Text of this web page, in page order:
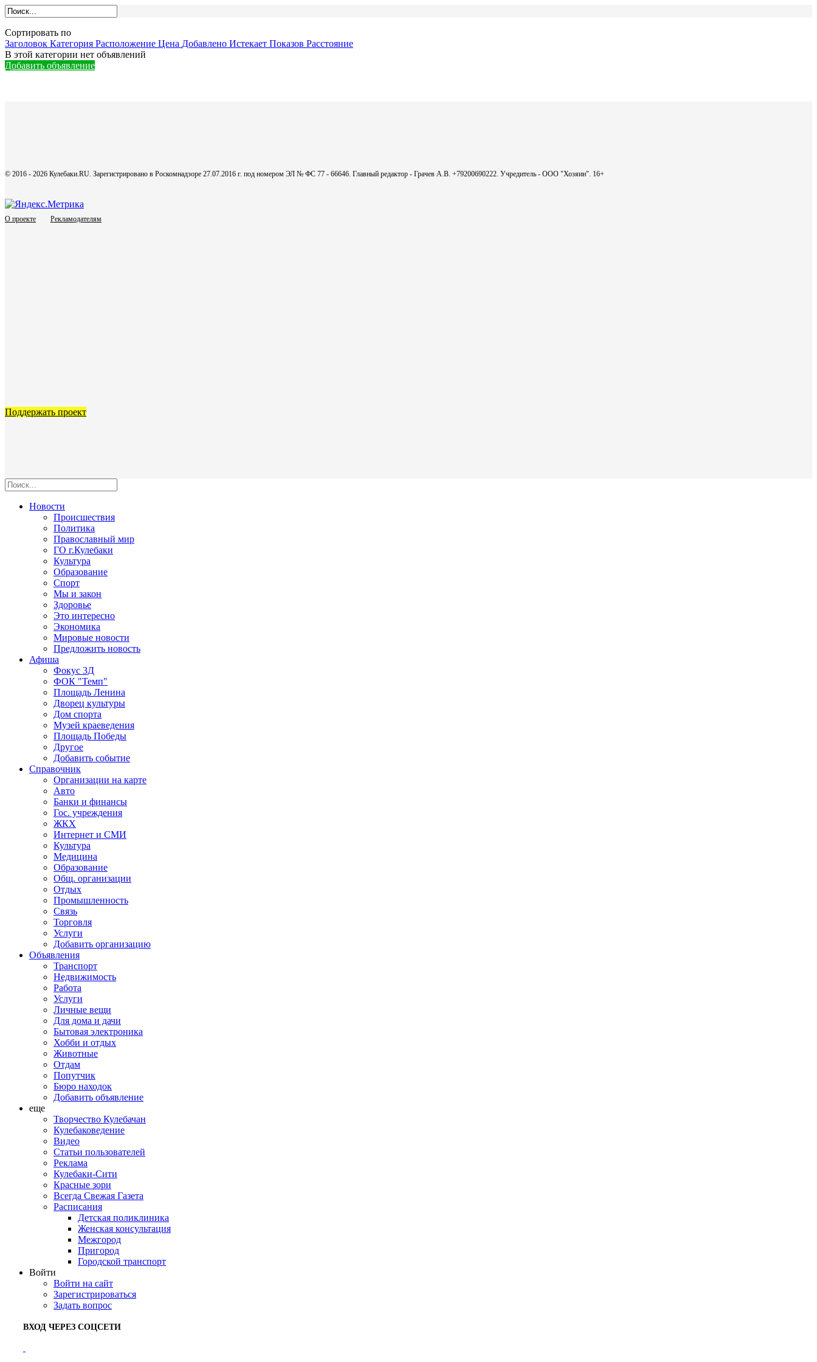
Сортировать по
Заголовок Категория Расположение Цена Добавлено Истекает Показов Расстояние
В этой категории нет объявлений
Добавить объявление
© 2016 - 2026 Кулебаки.RU. Зарегистрировано в Роскомнадзоре 27.07.2016 г. под номером ЭЛ № ФС 77 - 66646. Главный редактор - Грачев А.В. +79200690222. Учредитель - ООО "Хозяин". 16+
О проекте Рекламодателям
Поддержать проект
Новости
Происшествия
Политика
Православный мир
ГО г.Кулебаки
Культура
Образование
Спорт
Мы и закон
Здоровье
Это интересно
Экономика
Мировые новости
Предложить новость
Афиша
Фокус 3Д
ФОК "Темп"
Площадь Ленина
Дворец культуры
Дом спорта
Музей краеведения
Площадь Победы
Другое
Добавить событие
Справочник
Организации на карте
Авто
Банки и финансы
Гос. учреждения
ЖКХ
Интернет и СМИ
Культура
Медицина
Образование
Общ. организации
Отдых
Промышленность
Связь
Торговля
Услуги
Добавить организацию
Объявления
Транспорт
Недвижимость
Работа
Услуги
Личные вещи
Для дома и дачи
Бытовая электроника
Хобби и отдых
Животные
Отдам
Попутчик
Бюро находок
Добавить объявление
еще
Творчество Кулебачан
Кулебаковедение
Видео
Статьи пользователей
Реклама
Кулебаки-Сити
Красные зори
Всегда Свежая Газета
Расписания
Детская поликлиника
Женская консультация
Межгород
Пригород
Городской транспорт
Войти
Войти на сайт
Зарегистрироваться
Задать вопрос
ВХОД ЧЕРЕЗ СОЦСЕТИ